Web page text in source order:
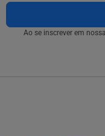
Ao se inscrever em